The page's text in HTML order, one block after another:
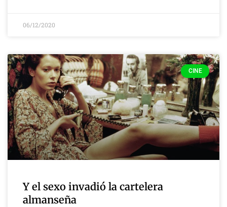
06/12/2020
CINE
Y el sexo invadió la cartelera
almanseña